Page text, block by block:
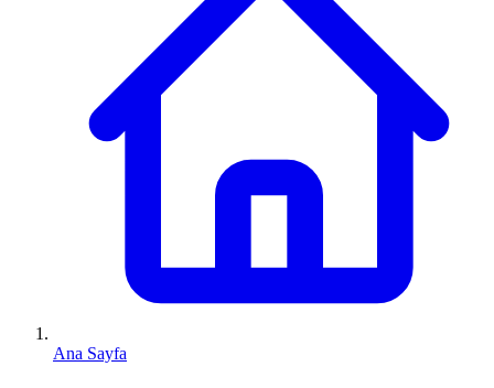
Ana Sayfa